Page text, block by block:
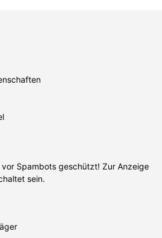
vor Spambots geschützt! Zur Anzeige
sein.